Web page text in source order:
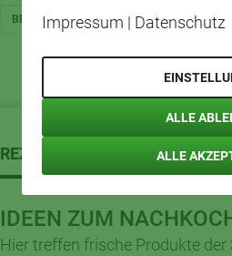
BEEREN LAKTOSEFREI
REZEPTWELT
IDEEN ZUM
Hier treffen frische Produkte der
Impressum | Datenschutz
ALLE
ALLE